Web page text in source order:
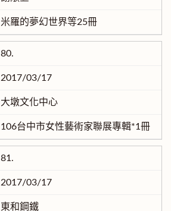
米羅的夢幻世界等25冊
80.
2017/03/17
大墩文化中心
106台中市女性藝術家聯展專輯*1冊
81.
2017/03/17
東和鋼鐵